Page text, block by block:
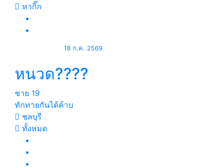
หากิ๊ก
18 ก.ค. 2569
หนวด????
ชาย 19
ทักทายกันได้ค้าบ
ชลบุรี
ทั้งหมด